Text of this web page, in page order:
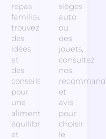
repas
familiaux,
trouvez
des
idées
et
des
conseils
pour
une
alimentation
équilibrée
et
sièges
auto
ou
des
jouets,
consultez
nos
et
avis
pour
choisir
le